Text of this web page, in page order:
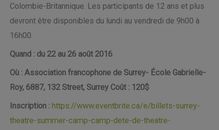
Colombie-Britannique. Les participants de 12 ans et plus
devront être disponibles du lundi au vendredi de 9h00 à
16h00.
Quand : du 22 au 26 août 2016
Où : Association francophone de Surrey- École Gabrielle-
Roy, 6887, 132 Street, Surrey Coût : 120$
Inscription : https://www.eventbrite.ca/e/billets-surrey-
theatre-summer-camp-camp-dete-de-theatre-